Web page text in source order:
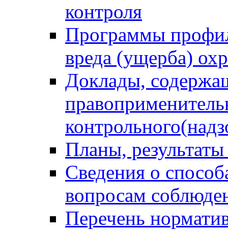
контроля
Программы
вреда (ущерба)
Доклады,
Планы,
Сведения о
вопросам
Перечень